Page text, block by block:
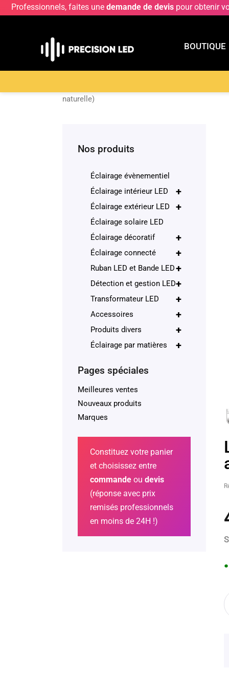
Professionnels, faites une demande de devis pour obtenir
BOUTIQUE
naturelle)
●
Nos produits
Éclairage évènementiel
+
Éclairage intérieur LED
+
Éclairage extérieur LED
Éclairage solaire LED
+
Éclairage décoratif
+
Éclairage connecté
+
Ruban LED et Bande LED
+
Détection et gestion LED
+
Transformateur LED
+
Accessoires
+
Produits divers
+
Éclairage par matières
Pages spéciales
Meilleures ventes
Nouveaux produits
Marques
Constituez votre panier
et choisissez entre
commande ou devis
(réponse avec prix
remisés professionnels
en moins de 24H !)